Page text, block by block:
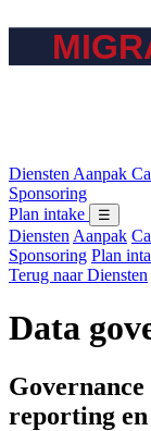
Diensten Aanpak
Sponsoring
Plan intake
☰
Diensten Aanpak
Sponsoring Plan
Terug naar Diensten
Data
reporting